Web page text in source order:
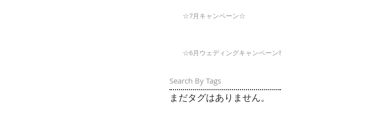
Search By Tags
☆7月キャンペーン☆
☆6月ウェディングキャンペーン🌸
まだタグはありません。